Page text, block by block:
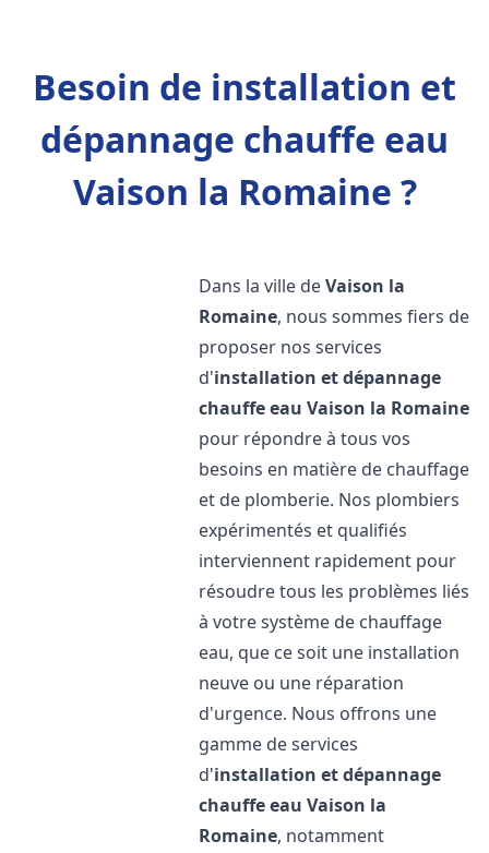
Besoin de installation et
dépannage chauffe eau
Vaison la Romaine ?
Dans la ville deVaison la
Romaine, nous sommes fiers de
proposer nos services
d'installation et dépannage
chauffe eau Vaison la Romaine
pour répondre à tous vos
besoins en matière de chauffage
et de plomberie. Nos plombiers
expérimentés et qualifiés
interviennent rapidement pour
résoudre tous les problèmes liés
à votre système de chauffage
eau, que ce soit une installation
neuve ou une réparation
d'urgence. Nous offrons une
gamme de services
d'installation et dépannage
chauffe eau Vaison la
Romaine, notamment